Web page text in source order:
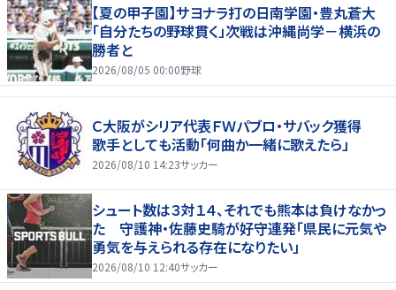
【夏の甲子園】サヨナラ打の日南学園・豊丸蒼大
「自分たちの野球貫く」次戦は沖縄尚学－横浜の
勝者と
2026/08/05 00:00野球
Ｃ大阪がシリア代表ＦＷパブロ・サバック獲得
歌手としても活動「何曲か一緒に歌えたら」
2026/08/10 14:23サッカー
シュート数は３対１４、それでも熊本は負けなかっ
た 守護神・佐藤史騎が好守連発「県民に元気や
勇気を与えられる存在になりたい」
2026/08/10 12:40サッカー